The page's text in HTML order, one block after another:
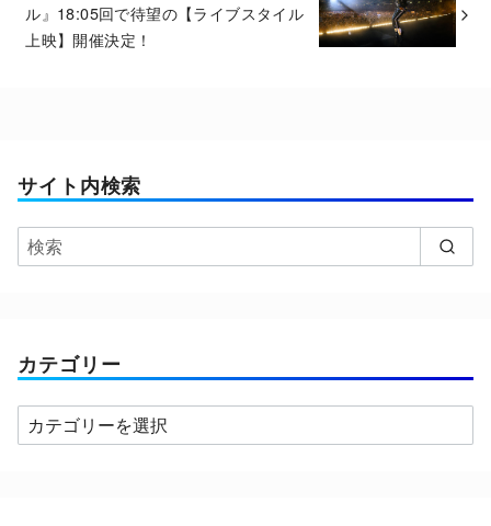
ル』18:05回で待望の【ライブスタイル
上映】開催決定！
サイト内検索
カテゴリー
カ
テ